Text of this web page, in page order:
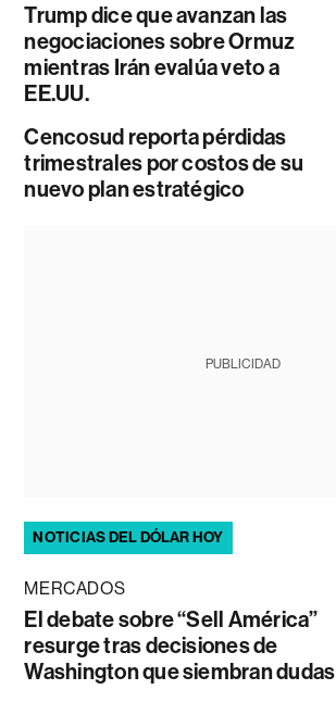
Trump dice que avanzan las
negociaciones sobre Ormuz
mientras Irán evalúa veto a
EE.UU.
Cencosud reporta pérdidas
trimestrales por costos de su
nuevo plan estratégico
PUBLICIDAD
NOTICIAS DEL DÓLAR HOY
MERCADOS
El debate sobre “Sell América”
resurge tras decisiones de
Washington que siembran dudas